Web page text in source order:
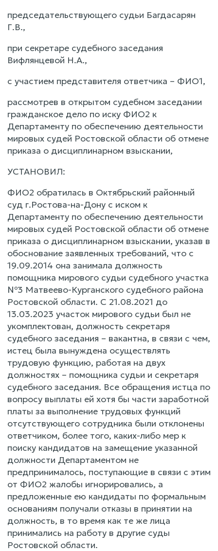
председательствующего судьи Багдасарян
Г.В.,
при секретаре судебного заседания
Вифлянцевой Н.А.,
с участием представителя ответчика – ФИО1,
рассмотрев в открытом судебном заседании
гражданское дело по иску ФИО2 к
Департаменту по обеспечению деятельности
мировых судей Ростовской области об отмене
приказа о дисциплинарном взыскании,
УСТАНОВИЛ:
ФИО2 обратилась в Октябрьский районный
суд г.Ростова-на-Дону с иском к
Департаменту по обеспечению деятельности
мировых судей Ростовской области об отмене
приказа о дисциплинарном взыскании, указав в
обоснование заявленных требований, что с
19.09.2014 она занимала должность
помощника мирового судьи судебного участка
№3 Матвеево-Курганского судебного района
Ростовской области. С 21.08.2021 до
13.03.2023 участок мирового судьи был не
укомплектован, должность секретаря
судебного заседания – вакантна, в связи с чем,
истец была вынуждена осуществлять
трудовую функцию, работая на двух
должностях – помощника судьи и секретаря
судебного заседания. Все обращения истца по
вопросу выплаты ей хотя бы части заработной
платы за выполнение трудовых функций
отсутствующего сотрудника были отклонены
ответчиком, более того, каких-либо мер к
поиску кандидатов на замещение указанной
должности Департаментом не
предпринималось, поступающие в связи с этим
от ФИО2 жалобы игнорировались, а
предложенные ею кандидаты по формальным
основаниям получали отказы в принятии на
должность, в то время как те же лица
принимались на работу в другие суды
Ростовской области.